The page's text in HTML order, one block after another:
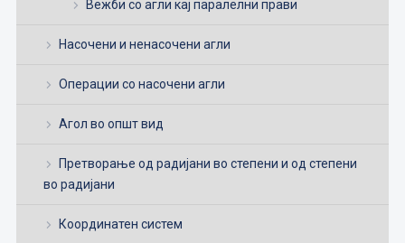
Вежби со агли кај паралелни прави
Насочени и ненасочени агли
Операции со насочени агли
Агол во општ вид
Претворање од радијани во степени и од степени
во радијани
Координатен систем